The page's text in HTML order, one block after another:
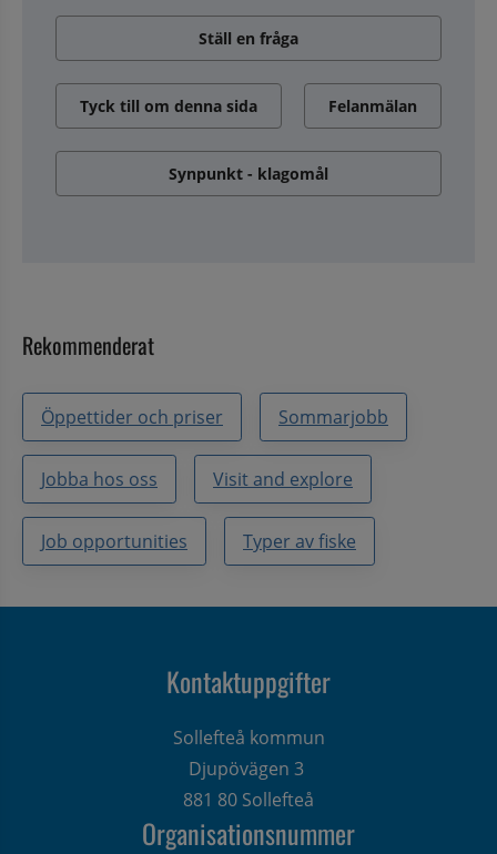
Ställ en fråga
Tyck till om denna sida Felanmälan
Synpunkt - klagomål
Rekommenderat
Öppettider och priser Sommarjobb
Jobba hos oss Visit and explore
Job opportunities Typer av fiske
Kontaktuppgifter
Sollefteå kommun
Djupövägen 3
881 80 Sollefteå
Organisationsnummer